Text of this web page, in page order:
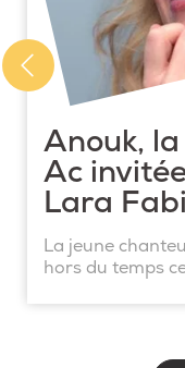
Anouk,
Ac
Lara
La jeune
hors du temps